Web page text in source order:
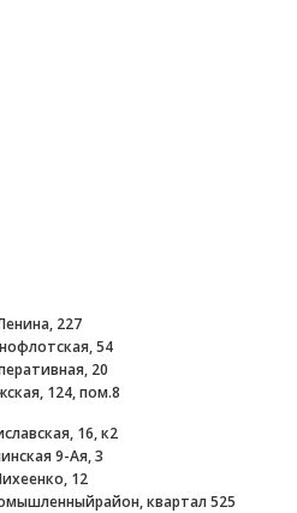
227
54
20
124, пом.8
16, к2
9-Ая, 3
12
квартал 525